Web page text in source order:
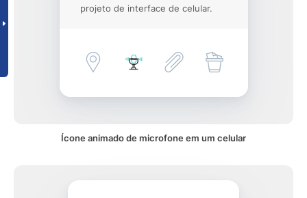
projeto de interface de celular.
Ícone animado de microfone em um celular